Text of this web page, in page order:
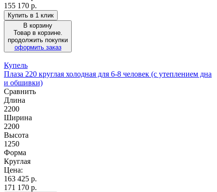
155 170 р.
Купить в 1 клик
В корзину
Товар в корзине.
продолжить покупки
оформить заказ
Купель
Плаза 220 круглая холодная для 6-8 человек (с утеплением дна
и обшивки)
Сравнить
Длина
2200
Ширина
2200
Высота
1250
Форма
Круглая
Цена:
163 425 р.
171 170 р.